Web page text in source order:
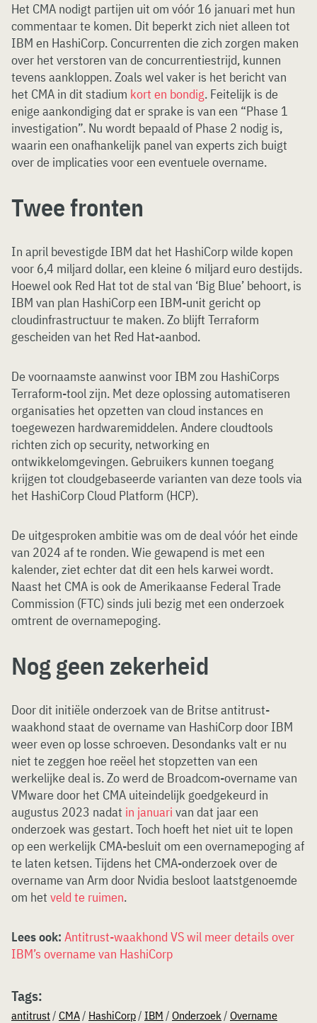
Het CMA nodigt partijen uit om vóór 16 januari met hun
commentaar te komen. Dit beperkt zich niet alleen tot
IBM en HashiCorp. Concurrenten die zich zorgen maken
over het verstoren van de concurrentiestrijd, kunnen
tevens aankloppen. Zoals wel vaker is het bericht van
het CMA in dit stadium kort en bondig. Feitelijk is de
enige aankondiging dat er sprake is van een “Phase 1
investigation”. Nu wordt bepaald of Phase 2 nodig is,
waarin een onafhankelijk panel van experts zich buigt
over de implicaties voor een eventuele overname.
Twee fronten
In april bevestigde IBM dat het HashiCorp wilde kopen
voor 6,4 miljard dollar, een kleine 6 miljard euro destijds.
Hoewel ook Red Hat tot de stal van ‘Big Blue’ behoort, is
IBM van plan HashiCorp een IBM-unit gericht op
cloudinfrastructuur te maken. Zo blijft Terraform
gescheiden van het Red Hat-aanbod.
De voornaamste aanwinst voor IBM zou HashiCorps
Terraform-tool zijn. Met deze oplossing automatiseren
organisaties het opzetten van cloud instances en
toegewezen hardwaremiddelen. Andere cloudtools
richten zich op security, networking en
ontwikkelomgevingen. Gebruikers kunnen toegang
krijgen tot cloudgebaseerde varianten van deze tools via
het HashiCorp Cloud Platform (HCP).
De uitgesproken ambitie was om de deal vóór het einde
van 2024 af te ronden. Wie gewapend is met een
kalender, ziet echter dat dit een hels karwei wordt.
Naast het CMA is ook de Amerikaanse Federal Trade
Commission (FTC) sinds juli bezig met een onderzoek
omtrent de overnamepoging.
Nog geen zekerheid
Door dit initiële onderzoek van de Britse antitrust-
waakhond staat de overname van HashiCorp door IBM
weer even op losse schroeven. Desondanks valt er nu
niet te zeggen hoe reëel het stopzetten van een
werkelijke deal is. Zo werd de Broadcom-overname van
VMware door het CMA uiteindelijk goedgekeurd in
augustus 2023 nadat in januari van dat jaar een
onderzoek was gestart. Toch hoeft het niet uit te lopen
op een werkelijk CMA-besluit om een overnamepoging af
te laten ketsen. Tijdens het CMA-onderzoek over de
overname van Arm door Nvidia besloot laatstgenoemde
om het veld te ruimen.
Lees ook: Antitrust-waakhond VS wil meer details over
IBM’s overname van HashiCorp
Tags:
antitrust/ CMA/ HashiCorp/ IBM / Onderzoek/ Overname